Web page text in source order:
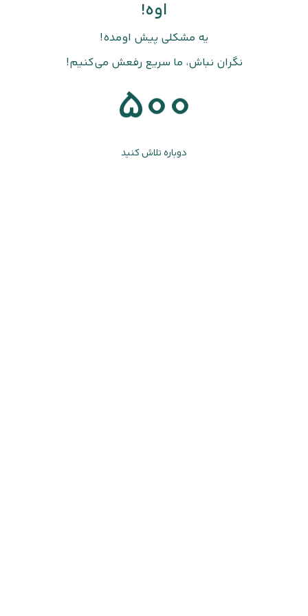
اوه!
یه مشکلی پیش اومده!
نگران نباش، ما سریع رفعش می‌کنیم!
500
دوباره تلاش کنید